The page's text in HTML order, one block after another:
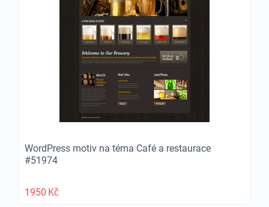
WordPress motiv na téma Café a restaurace
#51974
1950 Kč